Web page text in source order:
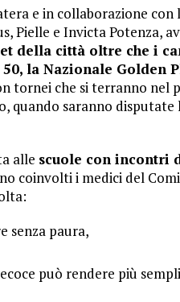
e in collaborazione con
Pielle e Invicta Potenza,
della città oltre che i
la Nazionale Golden
tornei che si terranno nel
quando saranno disputate
alle scuole con incontri
coinvolti i medici del
senza paura,
può rendere più